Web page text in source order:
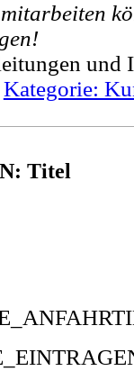
und
Kategorie:
Titel